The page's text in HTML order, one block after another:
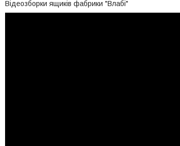
Відеозборки ящиків фабрики "Влабі"